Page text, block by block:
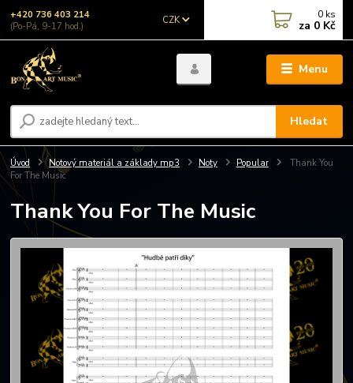
Menu
CZK
Hledat
+420 736 403 214
(Po-Pá, 9-17 hod.)
0 ks
za 0 Kč
Úvod Notový materiál a základy mp3 Noty Popular
Thank You
For The Music
Thank You For The Music